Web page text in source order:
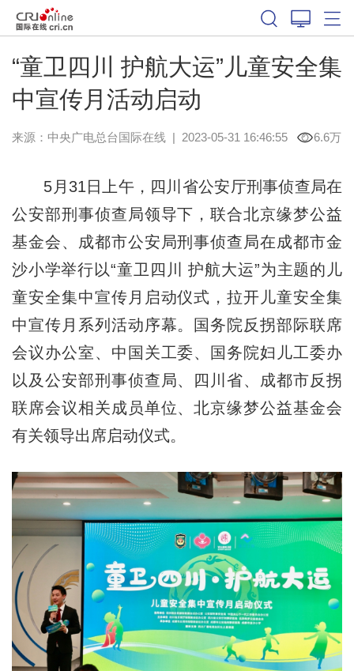
“童卫四川 护航大运”儿童安全集
中宣传月活动启动
来源：中央广电总台国际在线| 2023-05-31 16:46:55 6.6万
5月31日上午，四川省公安厅刑事侦查局在
公安部刑事侦查局领导下，联合北京缘梦公益
基金会、成都市公安局刑事侦查局在成都市金
沙小学举行以“童卫四川 护航大运”为主题的儿
童安全集中宣传月启动仪式，拉开儿童安全集
中宣传月系列活动序幕。国务院反拐部际联席
会议办公室、中国关工委、国务院妇儿工委办
以及公安部刑事侦查局、四川省、成都市反拐
联席会议相关成员单位、北京缘梦公益基金会
有关领导出席启动仪式。